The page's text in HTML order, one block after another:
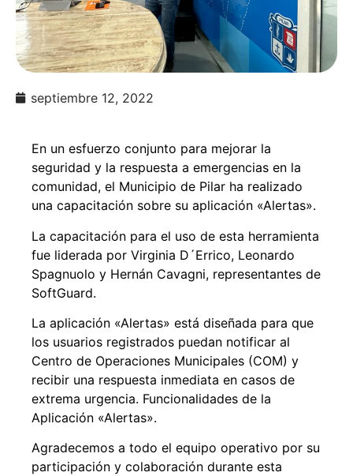
septiembre 12, 2022
En un esfuerzo conjunto para mejorar la
seguridad y la respuesta a emergencias en la
comunidad, el Municipio de Pilar ha realizado
una capacitación sobre su aplicación «Alertas».
La capacitación para el uso de esta herramienta
fue liderada por Virginia D´Errico, Leonardo
Spagnuolo y Hernán Cavagni, representantes de
SoftGuard.
La aplicación «Alertas» está diseñada para que
los usuarios registrados puedan notificar al
Centro de Operaciones Municipales (COM) y
recibir una respuesta inmediata en casos de
extrema urgencia. Funcionalidades de la
Aplicación «Alertas».
Agradecemos a todo el equipo operativo por su
participación y colaboración durante esta